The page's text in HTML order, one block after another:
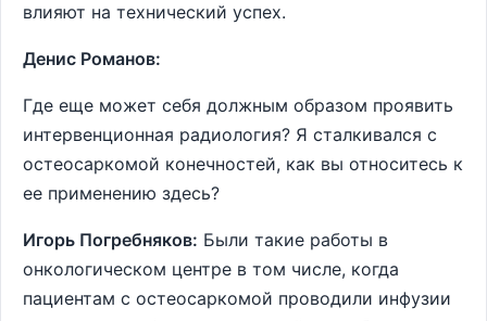
влияют на технический успех.
Денис Романов:
Где еще может себя должным образом проявить
интервенционная радиология? Я сталкивался с
остеосаркомой конечностей, как вы относитесь к
ее применению здесь?
Игорь Погребняков: Были такие работы в
онкологическом центре в том числе, когда
пациентам с остеосаркомой проводили инфузии